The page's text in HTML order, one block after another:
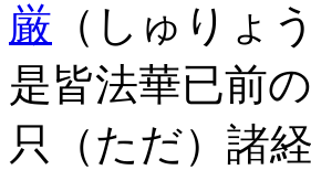
厳 （しゅりょ
是皆法華已前
只（ただ）諸